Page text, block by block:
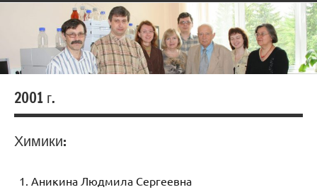
2001 г.
Химики:
Аникина Людмила Сергеевна